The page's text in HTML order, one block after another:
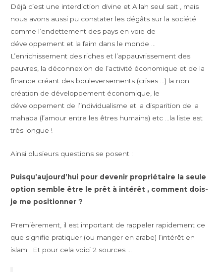
Déjà c’est une interdiction divine et Allah seul sait , mais
nous avons aussi pu constater les dégâts sur la société
comme l’endettement des pays en voie de
développement et la faim dans le monde …
L’enrichissement des riches et l’appauvrissement des
pauvres, la déconnexion de l’activité économique et de la
finance créant des bouleversements (crises …) la non
création de développement économique, le
développement de l’individualisme et la disparition de la
mahaba (l’amour entre les êtres humains) etc …la liste est
très longue !
Ainsi plusieurs questions se posent :
Puisqu’aujourd’hui pour devenir propriétaire la seule
option semble être le prêt à intérêt , comment dois-
je me positionner ?
Premièrement, il est important de rappeler rapidement ce
que signifie pratiquer (ou manger en arabe) l’intérêt en
islam . Et pour cela voici 2 sources …